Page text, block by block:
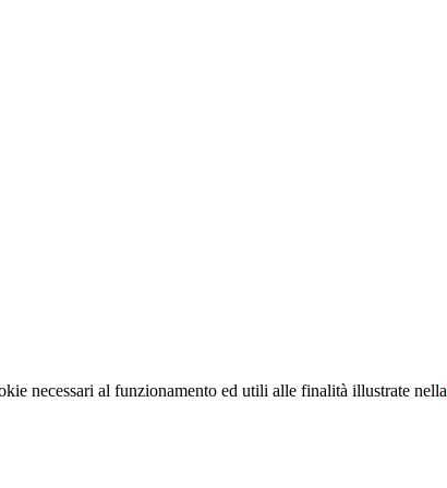
necessari al funzionamento ed utili alle finalità illustrate nella